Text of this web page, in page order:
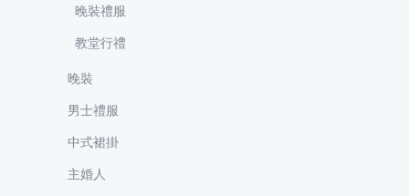
晚裝禮服
教堂行禮
晚裝
男士禮服
中式裙掛
主婚人